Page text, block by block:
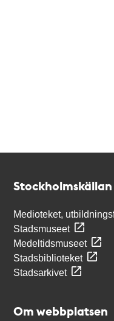
Medioteket,
Stadsmuseet
Medeltidsmuseet
Stadsbiblioteket
Stadsarkivet
Om webbplatsen